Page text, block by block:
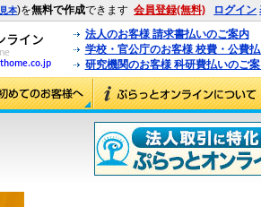
見本)を無料で作成できます 会員登録(無料) ログイン
法人のお客様 請求書払いのご案内
学校・官公庁のお客様 校費・公費
研究機関のお客様 科研費払いのご